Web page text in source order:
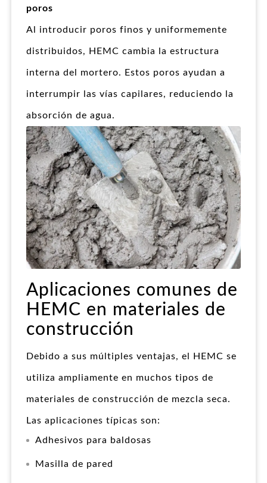
poros
Al introducir poros finos y uniformemente
distribuidos, HEMC cambia la estructura
interna del mortero. Estos poros ayudan a
interrumpir las vías capilares, reduciendo la
absorción de agua.
Aplicaciones comunes de
HEMC en materiales de
construcción
Debido a sus múltiples ventajas, el HEMC se
utiliza ampliamente en muchos tipos de
materiales de construcción de mezcla seca.
Las aplicaciones típicas son:
Adhesivos para baldosas
Masilla de pared